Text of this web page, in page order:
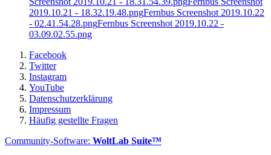
2019.10.21 - 18.32.19.48.pngFernbus Screenshot 2019.10.22
- 02.41.54.28.pngFernbus Screenshot 2019.10.22 -
03.09.02.55.png
Facebook
Twitter
Instagram
YouTube
Datenschutzerklärung
Impressum
Häufig gestellte Fragen
Community-Software: WoltLab Suite™